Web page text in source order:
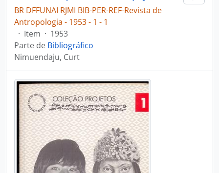
BR DFFUNAI RJMI BIB-PER-REF-Revista de
Antropologia - 1953 - 1 - 1
· Item · 1953
Parte de Bibliográfico
Nimuendaju, Curt